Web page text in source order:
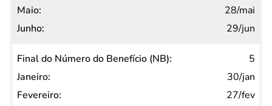
28/mai
29/jun
5
30/jan
27/fev